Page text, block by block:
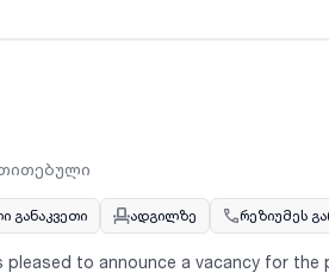
უნარი; მოტივაცია
მეტყველება და
ცვლები.უპირატესობები და ბენეფიტები: სრული
გარემო;კარიერული ზრდისა და
და მარკეტინგის მიმართულებით;
შედეგებზეა
განაკვეთი ადგილზე რეზიუმეს
pleased to announce a vacancy for